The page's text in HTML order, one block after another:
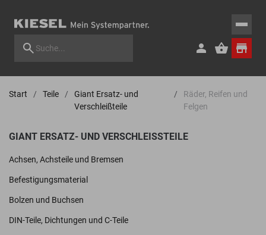
Start Teile
Giant Ersatz- und
Verschleißteile
Räder, Reifen und
Felgen
GIANT ERSATZ- UND VERSCHLEISSTEILE
Achsen, Achsteile und Bremsen
Befestigungsmaterial
Bolzen und Buchsen
DIN-Teile, Dichtungen und C-Teile